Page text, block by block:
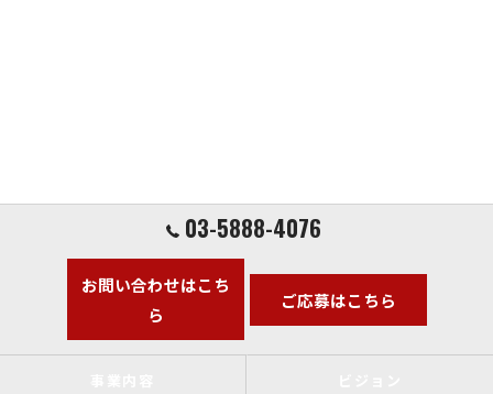
03-5888-4076
お問い合わせはこち
ら
ご応募はこちら